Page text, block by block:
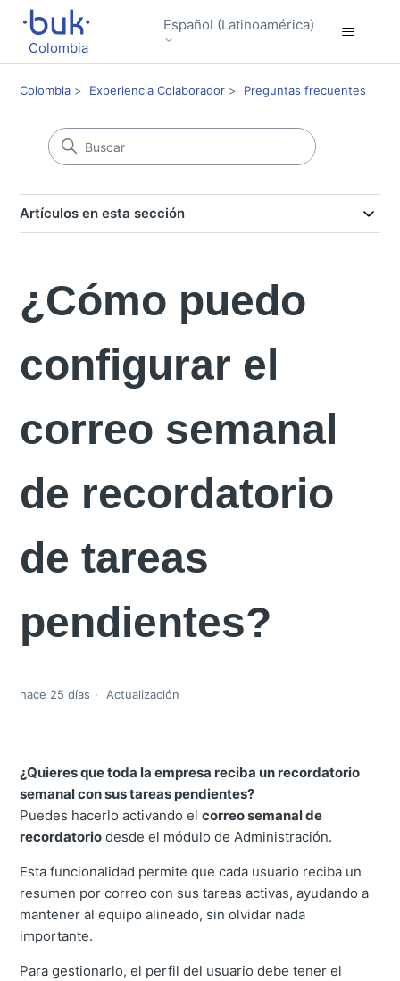
Colombia
Español (Latinoamérica)
Colombia Experiencia Colaborador Preguntas frecuentes
Artículos en esta sección
¿Cómo puedo
configurar el
correo semanal
de recordatorio
de tareas
pendientes?
hace 25 días Actualización
¿Quieres que toda la empresa reciba un recordatorio
semanal con sus tareas pendientes?
Puedes hacerlo activando elcorreo semanal de
recordatorio desde el módulo de Administración.
Esta funcionalidad permite que cada usuario reciba un
resumen por correo con sus tareas activas, ayudando a
mantener al equipo alineado, sin olvidar nada
importante.
Para gestionarlo, el perfil del usuario debe tener el